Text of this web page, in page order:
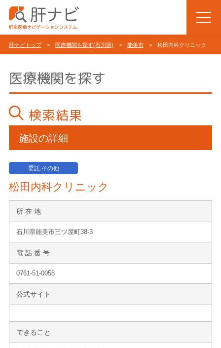
肝ナビトップ> 医療機関を探す(石川県) > 能美市 > 松田内科クリニック
医療機関を探す
検索結果
施設の詳細
委託:その他
松田内科クリニック
所 在 地
石川県能美市三ツ屋町38-3
電 話 番 号
0761-51-0058
公式サイト
できること